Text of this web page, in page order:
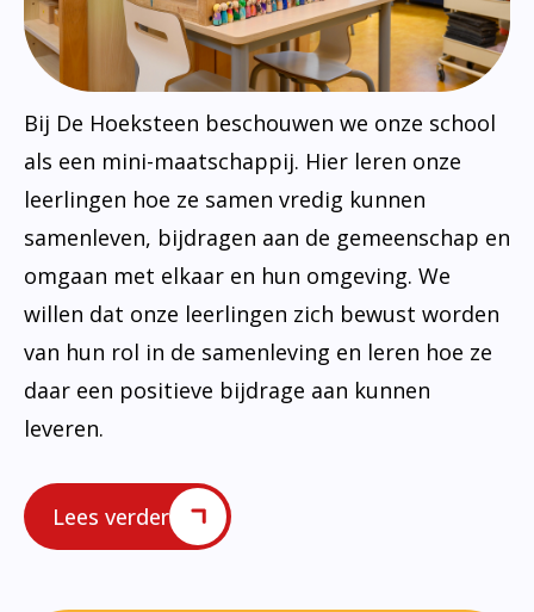
Bij De Hoeksteen beschouwen we onze school
als een mini-maatschappij. Hier leren onze
leerlingen hoe ze samen vredig kunnen
samenleven, bijdragen aan de gemeenschap en
omgaan met elkaar en hun omgeving. We
willen dat onze leerlingen zich bewust worden
van hun rol in de samenleving en leren hoe ze
daar een positieve bijdrage aan kunnen
leveren.
Lees verder